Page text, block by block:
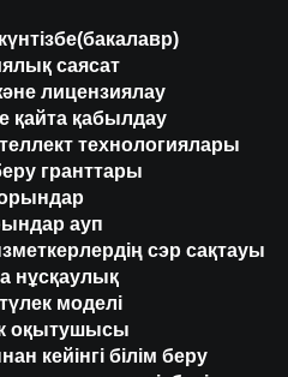
саясат
лицензиялау
қайта қабылдау
технологиялары
гранттары
ауп
сэр сақтауы
нұсқаулық
түлек моделі
оқытушысы
кейінгі білім беру